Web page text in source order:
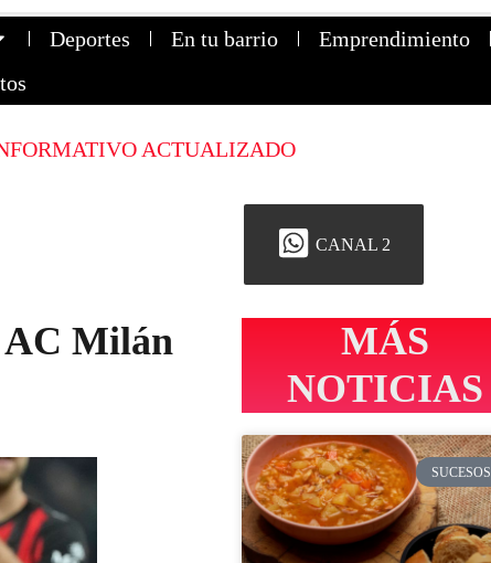
Deportes En tu barrio
Emprendimiento
ACTUALIZADO
CANAL 2
AC Milán
MÁS
NOTICIAS
SUCESOS